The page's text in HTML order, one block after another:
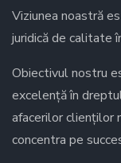
Viziunea noastră
juridică de calitate
Obiectivul nostru
excelență în
afacerilor clienților
concentra pe